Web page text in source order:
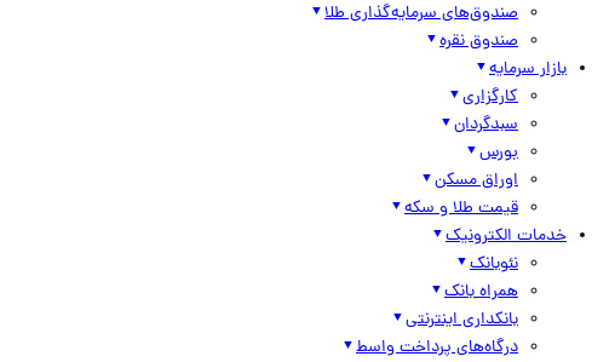
صندوق‌های سرمایه‌گذاری طلا
صندوق نقره
بازار سرمایه
کارگزاری
سبدگردان
بورس
اوراق مسکن
قیمت طلا و سکه
خدمات الکترونیک
نئوبانک
همراه بانک
بانکداری اینترنتی
درگاه‌های پرداخت واسط